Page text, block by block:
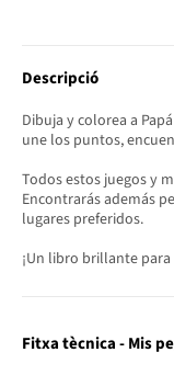
Descripció
Dibuja y colorea a
une los puntos,
Todos estos juegos y
Encontrarás además
lugares preferidos.
¡Un libro brillante
Fitxa tècnica - Mis